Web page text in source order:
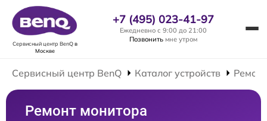
Сервисный центр BenQв
Москве
+7 (495) 023-41-97
Ежедневно с 9:00 до 21:00
Позвонить мне утром
Сервисный центр BenQ Каталог устройств
Ремонт монитора